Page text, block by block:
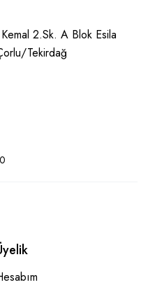
2.Sk. A Blok Esila
Tekirdağ